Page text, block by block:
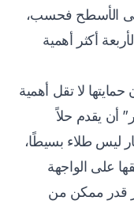
الأسطح فحسب،
أكثر أهمية
لا تقل أهمية
أن يقدم حلاً
ليس طلاء بسيطًا،
على الواجهة
قدر ممكن من